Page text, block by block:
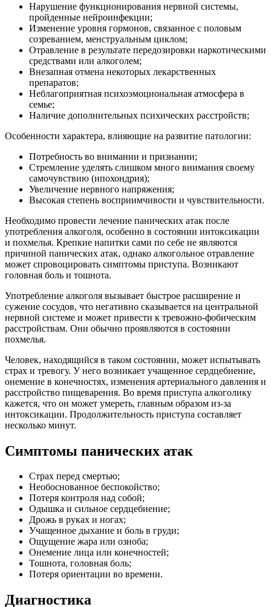
Нарушение функционирования нервной системы,
пройденные нейроинфекции;
Изменение уровня гормонов, связанное с половым
созреванием, менструальным циклом;
Отравление в результате передозировки наркотическими
средствами или алкоголем;
Внезапная отмена некоторых лекарственных
препаратов;
Неблагоприятная психоэмоциональная атмосфера в
семье;
Наличие дополнительных психических расстройств;
Особенности характера, влияющие на развитие патологии:
Потребность во внимании и признании;
Стремление уделять слишком много внимания своему
самочувствию (ипохондрия);
Увеличение нервного напряжения;
Высокая степень восприимчивости и чувствительности.
Необходимо провести лечение панических атак после
употребления алкоголя, особенно в состоянии интоксикации
и похмелья. Крепкие напитки сами по себе не являются
причиной панических атак, однако алкогольное отравление
может спровоцировать симптомы приступа. Возникают
головная боль и тошнота.
Употребление алкоголя вызывает быстрое расширение и
сужение сосудов, что негативно сказывается на центральной
нервной системе и может привести к тревожно-фобическим
расстройствам. Они обычно проявляются в состоянии
похмелья.
Человек, находящийся в таком состоянии, может испытывать
страх и тревогу. У него возникает учащенное сердцебиение,
онемение в конечностях, изменения артериального давления и
расстройство пищеварения. Во время приступа алкоголику
кажется, что он может умереть, главным образом из-за
интоксикации. Продолжительность приступа составляет
несколько минут.
Симптомы панических атак
Cтрах перед смертью;
Необоснованное беспокойство;
Потеря контроля над собой;
Одышка и сильное сердцебиение;
Дрожь в руках и ногах;
Учащенное дыхание и боль в груди;
Ощущение жара или озноба;
Онемение лица или конечностей;
Тошнота, головная боль;
Потеря ориентации во времени.
Диагностика